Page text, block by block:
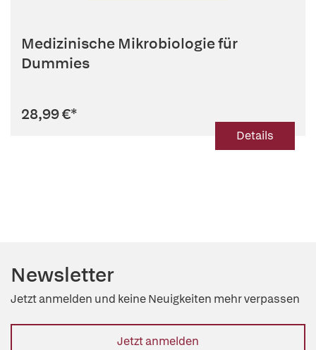
Medizinische Mikrobiologie für
Dummies
28,99 €*
Details
Newsletter
Jetzt anmelden und keine Neuigkeiten mehr verpassen
Jetzt anmelden